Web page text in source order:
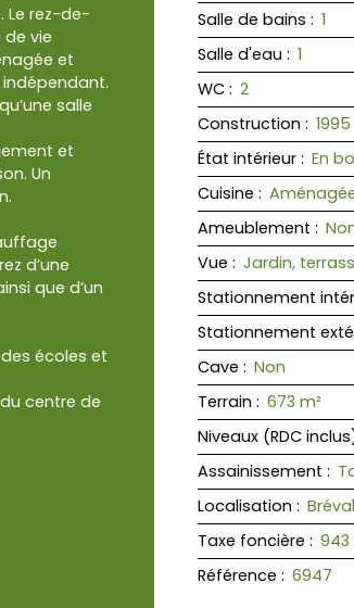
Le rez-de-
vie
et
salle
et
Un
d’une
que d’un
écoles et
centre de
Salle de bains : 1
Salle d'eau : 1
WC : 2
Construction : 1995
État intérieur : En
Cuisine :
Ameublement :
Vue : Jardin,
Stationnement
Stationnement
Cave : Non
Terrain : 673 m²
Niveaux (RDC
Assainissement :
Localisation :
Taxe foncière : 943
Référence : 6947